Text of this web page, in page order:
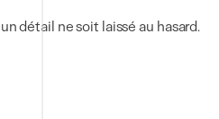
détail ne soit laissé au hasard.